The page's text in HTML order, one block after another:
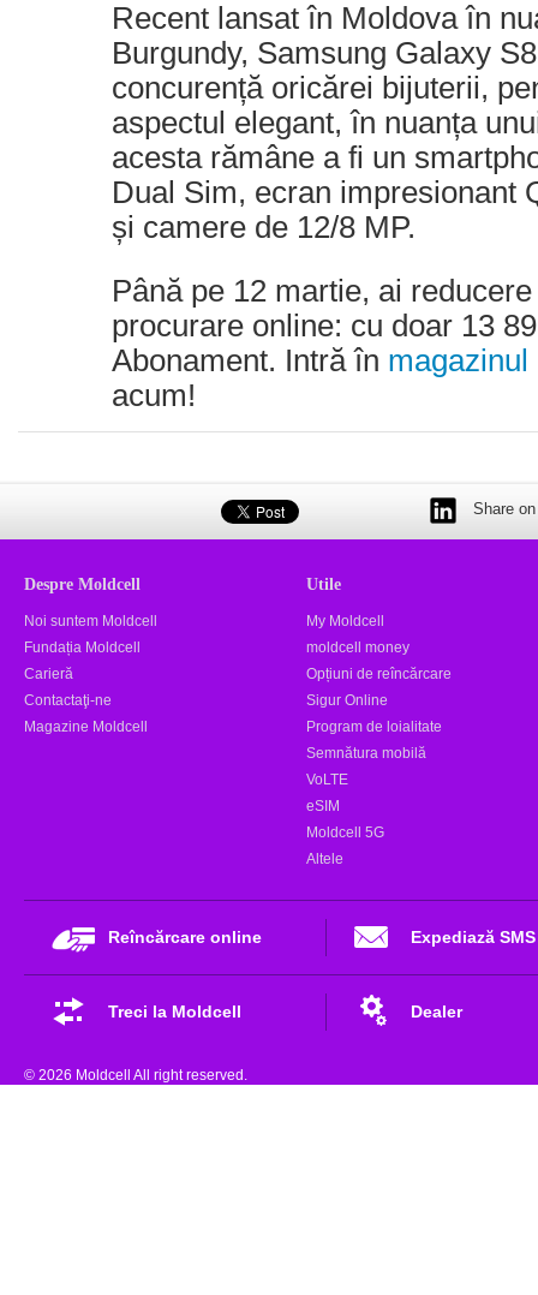
Recent lansat în Moldova în
Burgundy, Samsung Galaxy
concurență oricărei bijuterii,
aspectul elegant, în nuanța
acesta rămâne a fi un
Dual Sim, ecran impresionant
și camere de 12/8 MP.
Până pe 12 martie, ai
procurare online: cu doar 13
Abonament. Intră în magazinul
acum!
Share
Despre Moldcell
Noi suntem Moldcell
Fundația Moldcell
Carieră
Contactaţi-ne
Magazine Moldcell
Utile
My Moldcell
moldcell money
Opțiuni de reîncărcare
Sigur Online
Program de loialitate
Semnătura mobilă
VoLTE
eSIM
Moldcell 5G
Altele
Reîncărcare online Expediază SMS
Treci la Moldcell Dealer
© 2026 Moldcell All right reserved.